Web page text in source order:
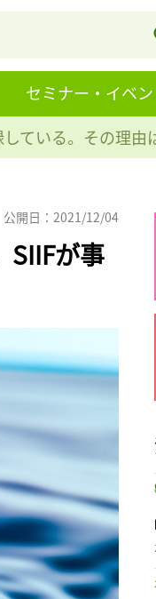
セミナー・イベン
ている。その理由
公開日：2021/12/04
SIIFが事